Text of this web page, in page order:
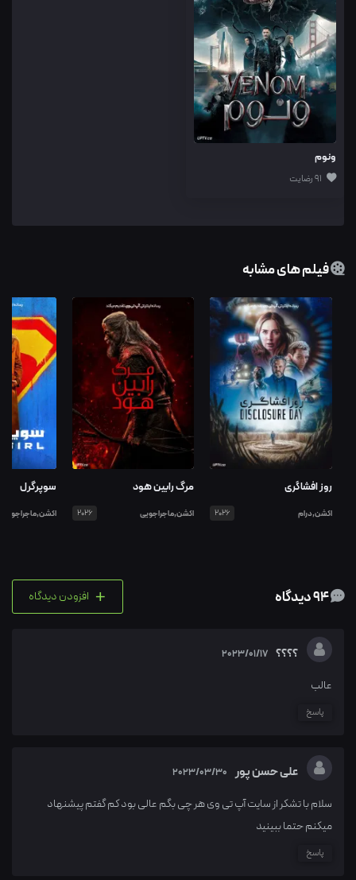
ونوم
فیلم های مشابه
روز افشاگری
اکشن,درام 2026
مرگ رابین هود
اکشن,ماجراجویی 2026
سوپرگرل
اکشن,ماجراجویی
+ افزودن دیدگاه
؟؟؟؟ 2023/01/17
عالب
پاسخ
علی حسن پور 2023/03/30
سلام با تشکر از سایت آپ تی وی هر چی بگم عالی بود کم گفتم پیشنهاد
میکنم حتما ببینید
پاسخ